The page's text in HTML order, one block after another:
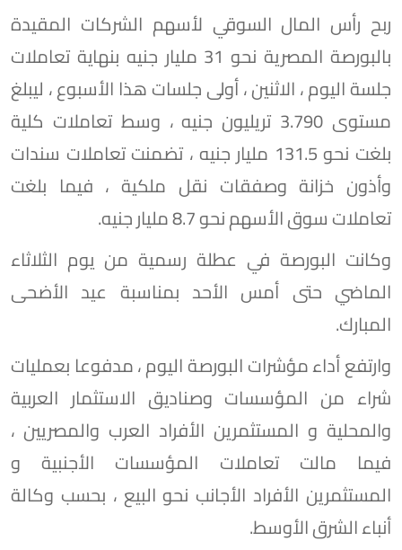
ربح رأس المال السوقي لأسهم الشركات المقيدة
بالبورصة المصرية نحو 31 مليار جنيه بنهاية تعاملات
جلسة اليوم ، الاثنين ، أولى جلسات هذا الأسبوع ، ليبلغ
مستوى 3.790 تريليون جنيه ، وسط تعاملات كلية
بلغت نحو 131.5 مليار جنيه ، تضمنت تعاملات سندات
وأذون خزانة وصفقات نقل ملكية ، فيما بلغت
تعاملات سوق الأسهم نحو 8.7 مليار جنيه.
وكانت البورصة في عطلة رسمية من يوم الثلاثاء
الماضي حتى أمس الأحد بمناسبة عيد الأضحى
المبارك.
وارتفع أداء مؤشرات البورصة اليوم ، مدفوعا بعمليات
شراء من المؤسسات وصناديق الاستثمار العربية
والمحلية و المستثمرين الأفراد العرب والمصريين ،
فيما مالت تعاملات المؤسسات الأجنبية و
المستثمرين الأفراد الأجانب نحو البيع ، بحسب وكالة
أنباء الشرق الأوسط.